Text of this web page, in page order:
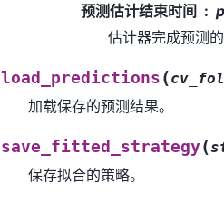
预测估计结束时间
估计器完成预测
load_predictions (
加载保存的预测结果。
save_fitted_strategy(
保存拟合的策略。